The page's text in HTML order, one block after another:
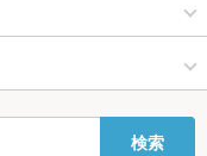
冷製パスタ
検索